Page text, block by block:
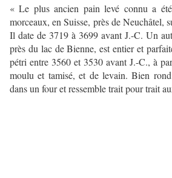
« Le plus ancien pain levé connu a
morceaux, en Suisse, près de Neuchâtel,
Il date de 3719 à 3699 avant J.-C. Un
près du lac de Bienne, est entier et
pétri entre 3560 et 3530 avant J.-C., à
moulu et tamisé, et de levain. Bien
dans un four et ressemble trait pour trait